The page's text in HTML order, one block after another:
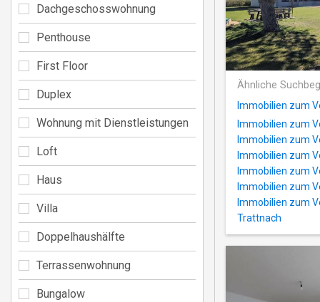
Ähnliche
Immobilien zum
Immobilien zum
Immobilien zum
Immobilien zum
Immobilien zum
Immobilien zum
Immobilien zum
Trattnach
Dachgeschosswohnung
Penthouse
First Floor
Duplex
Wohnung mit Dienstleistungen
Loft
Haus
Villa
Doppelhaushälfte
Terrassenwohnung
Bungalow